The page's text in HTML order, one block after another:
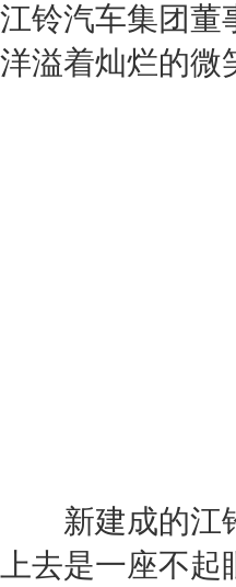
江铃汽车集团董
洋溢着灿烂的微
新建成的江
上去是一座不